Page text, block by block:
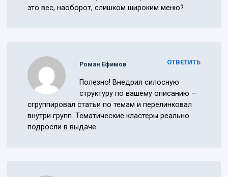
это вес, наоборот, слишком широким меню?
ОТВЕТИТЬ
Роман Ефимов
Полезно! Внедрил силосную
структуру по вашему описанию —
сгруппировал статьи по темам и перелинковал
внутри групп. Тематические кластеры реально
подросли в выдаче.